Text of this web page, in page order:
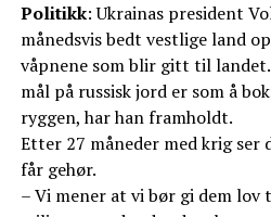
Politikk: Ukrainas president
månedsvis bedt vestlige land
våpnene som blir gitt til
mål på russisk jord er som å
ryggen, har han framholdt.
Etter 27 måneder med krig
får gehør.
– Vi mener at vi bør gi dem lov